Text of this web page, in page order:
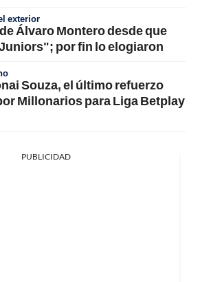
exterior
Álvaro Montero desde que
por fin lo elogiaron
Souza, el último refuerzo
Millonarios para Liga Betplay
PUBLICIDAD